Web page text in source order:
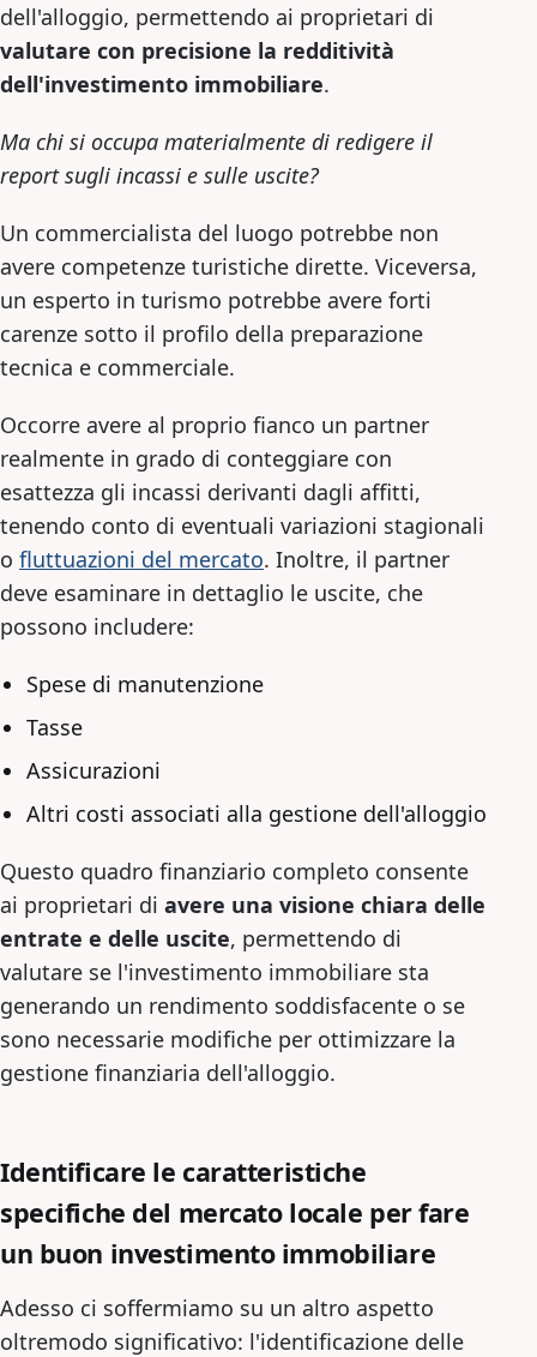
dell'alloggio, permettendo ai proprietari di
valutare con precisione la redditività
dell'investimento immobiliare.
Ma chi si occupa materialmente di redigere il
report sugli incassi e sulle uscite?
Un commercialista del luogo potrebbe non
avere competenze turistiche dirette. Viceversa,
un esperto in turismo potrebbe avere forti
carenze sotto il profilo della preparazione
tecnica e commerciale.
Occorre avere al proprio fianco un partner
realmente in grado di conteggiare con
esattezza gli incassi derivanti dagli affitti,
tenendo conto di eventuali variazioni stagionali
o fluttuazioni del mercato. Inoltre, il partner
deve esaminare in dettaglio le uscite, che
possono includere:
Spese di manutenzione
Tasse
Assicurazioni
Altri costi associati alla gestione dell'alloggio
Questo quadro finanziario completo consente
ai proprietari di avere una visione chiara delle
entrate e delle uscite, permettendo di
valutare se l'investimento immobiliare sta
generando un rendimento soddisfacente o se
sono necessarie modifiche per ottimizzare la
gestione finanziaria dell'alloggio.
Identificare le caratteristiche
specifiche del mercato locale per fare
un buon investimento immobiliare
Adesso ci soffermiamo su un altro aspetto
oltremodo significativo: l'identificazione delle